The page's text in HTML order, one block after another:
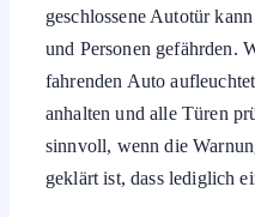
geschlossene Autotür
und Personen gefährden.
fahrenden Auto
anhalten und alle Türen
sinnvoll, wenn die
geklärt ist, dass lediglich